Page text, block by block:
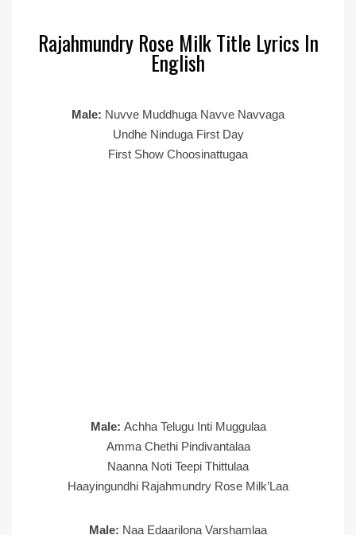
Rajahmundry Rose Milk Title Lyrics In
English
Male: Nuvve Muddhuga Navve Navvaga
Undhe Ninduga First Day
First Show Choosinattugaa
Male: Achha Telugu Inti Muggulaa
Amma Chethi Pindivantalaa
Naanna Noti Teepi Thittulaa
Haayingundhi Rajahmundry Rose Milk’Laa
Male: Naa Edaarilona Varshamlaa